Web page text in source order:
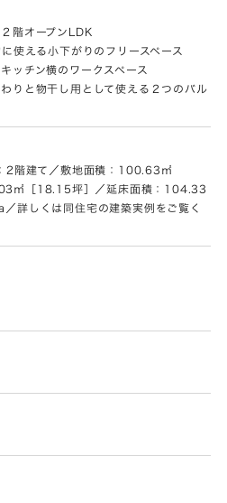
階オープンLDK
使える小下がりのフリースペース
ッチン横のワークスペース
りと物干し用として使える２つのバル
2階建て／敷地面積：100.63㎡
㎡［18.15坪］／延床面積：104.33
詳しくは同住宅の建築実例をご覧く